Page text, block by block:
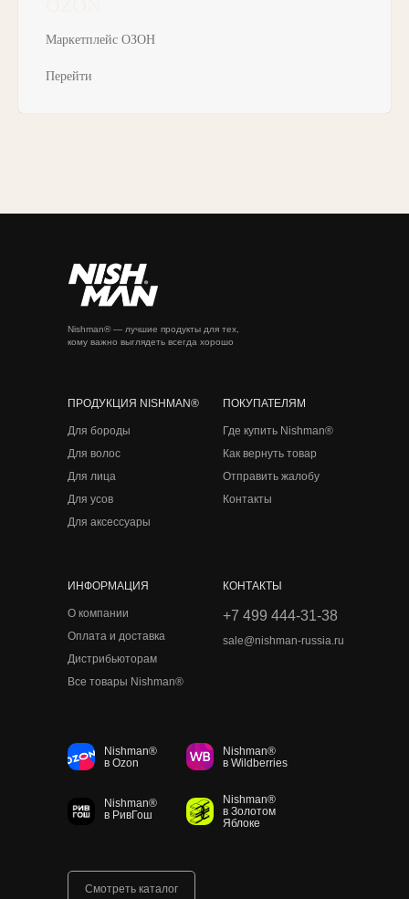
Маркетплейс ОЗОН
Перейти
ПРОДУКЦИЯ NISHMAN®
Для бороды
Для волос
Для лица
Для усов
Для аксессуары
ИНФОРМАЦИЯ
О компании
Оплата и доставка
Дистрибьюторам
Все товары Nishman®
ПОКУПАТЕЛЯМ
Где купить Nishman®
Как вернуть товар
Отправить жалобу
+7 499 444-31-38
sale@nishman-russia.ru
Смотреть каталог
КОНТАКТЫ
Nishman® — лучшие продукты для тех,
кому важно выглядеть всегда хорошо
Контакты
Nishman®
в Ozon
Nishman®
в Wildberries
Nishman®
в РивГош
Nishman®
в Золотом
Яблоке